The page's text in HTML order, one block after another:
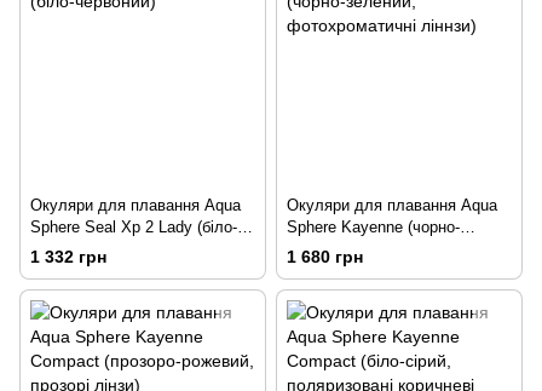
Окуляри для плавання Aqua
Sphere Seal Xp 2 Lady (біло-
червоний)
1 332 грн
Окуляри для плавання Aqua
Sphere Kayenne (чорно-
зелений, фотохроматичні
1 680 грн